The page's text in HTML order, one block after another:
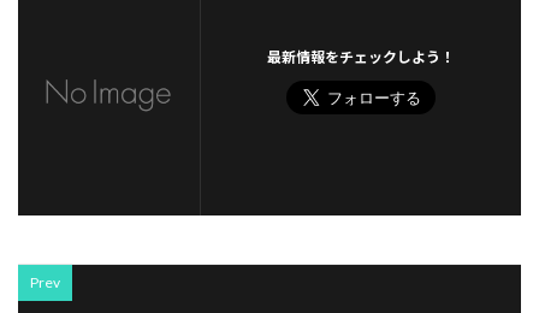
最新情報をチェックしよう！
Prev